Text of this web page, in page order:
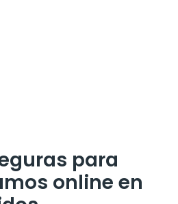
para
online en